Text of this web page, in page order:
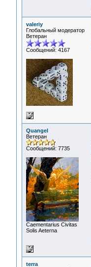
valeriy
Глобальный модератор
Ветеран
Сообщений: 4167
Quangel
Ветеран
Сообщений: 7735
Сaementarius Civitas
Solis Aeterna
terra